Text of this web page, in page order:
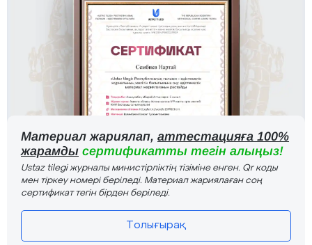
Материал жариялап, аттестацияға 100%
жарамды сертификатты тегін алыңыз!
Ustaz tilegi журналы министірліктің тізіміне енген. Qr коды
мен тіркеу номері беріледі. Материал жариялаған соң
сертификат тегін бірден беріледі.
Толығырақ